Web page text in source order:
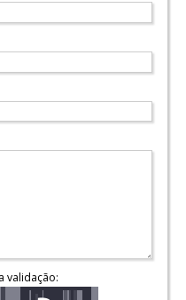
validação: